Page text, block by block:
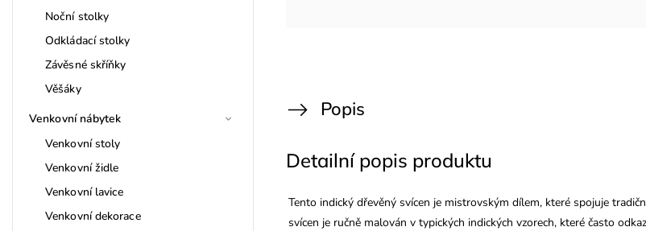
Noční stolky
Odkládací stolky
Závěsné skříňky
Věšáky
Venkovní nábytek
Venkovní stoly
Venkovní židle
Venkovní lavice
Venkovní dekorace
Popis
Detailní popis produktu
Tento indický dřevěný svícen je mistrovským dílem, které spojuje
svícen je ručně malován v typických indických vzorech, které často